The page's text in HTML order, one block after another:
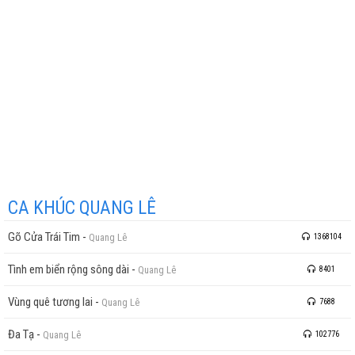
CA KHÚC QUANG LÊ
Gõ Cửa Trái Tim - Quang Lê 1368104
Tình em biển rộng sông dài - Quang Lê 8401
Vùng quê tương lai - Quang Lê 7688
Đa Tạ - Quang Lê 102776